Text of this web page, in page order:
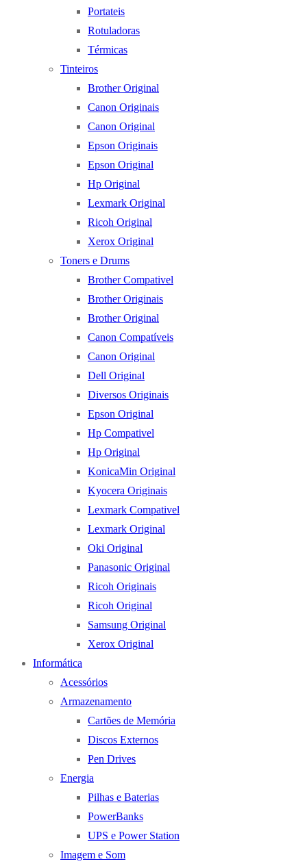
Portateis
Rotuladoras
Térmicas
Tinteiros
Brother Original
Canon Originais
Canon Original
Epson Originais
Epson Original
Hp Original
Lexmark Original
Ricoh Original
Xerox Original
Toners e Drums
Brother Compativel
Brother Originais
Brother Original
Canon Compatíveis
Canon Original
Dell Original
Diversos Originais
Epson Original
Hp Compativel
Hp Original
KonicaMin Original
Kyocera Originais
Lexmark Compativel
Lexmark Original
Oki Original
Panasonic Original
Ricoh Originais
Ricoh Original
Samsung Original
Xerox Original
Informática
Acessórios
Armazenamento
Cartões de Memória
Discos Externos
Pen Drives
Energia
Pilhas e Baterias
PowerBanks
UPS e Power Station
Imagem e Som